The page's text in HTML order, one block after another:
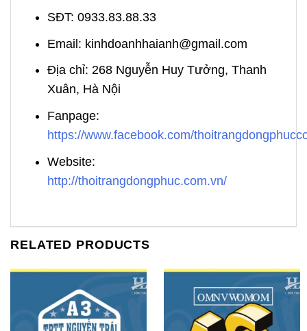
SĐT: 0933.83.88.33
Email: kinhdoanhhaianh@gmail.com
Địa chỉ: 268 Nguyễn Huy Tưởng, Thanh
Xuân, Hà Nội
Fanpage:
https://www.facebook.com/
Website:
http://thoitrangdongphuc.com.vn/
RELATED PRODUCTS